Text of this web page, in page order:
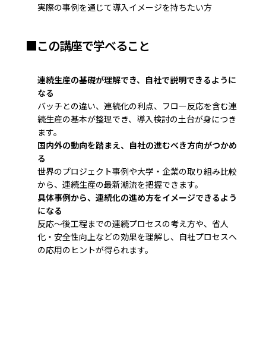
実際の事例を通じて導入イメージを持ちたい方
■この講座で学べること
連続生産の基礎が理解でき、自社で説明できるように
なる
バッチとの違い、連続化の利点、フロー反応を含む連
続生産の基本が整理でき、導入検討の土台が身につき
ます。
国内外の動向を踏まえ、自社の進むべき方向がつかめ
る
世界のプロジェクト事例や大学・企業の取り組み比較
から、連続生産の最新潮流を把握できます。
具体事例から、連続化の進め方をイメージできるよう
になる
反応～後工程までの連続プロセスの考え方や、省人
化・安全性向上などの効果を理解し、自社プロセスへ
の応用のヒントが得られます。